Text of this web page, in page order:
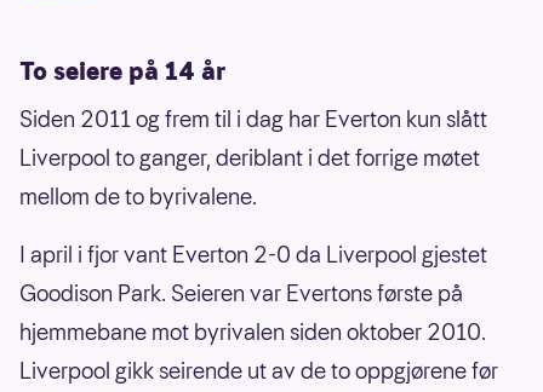
To seiere på 14 år
Siden 2011 og frem til i dag har Everton kun slått
Liverpool to ganger, deriblant i det forrige møtet
mellom de to byrivalene.
I april i fjor vant Everton 2-0 da Liverpool gjestet
Goodison Park. Seieren var Evertons første på
hjemmebane mot byrivalen siden oktober 2010.
Liverpool gikk seirende ut av de to oppgjørene før